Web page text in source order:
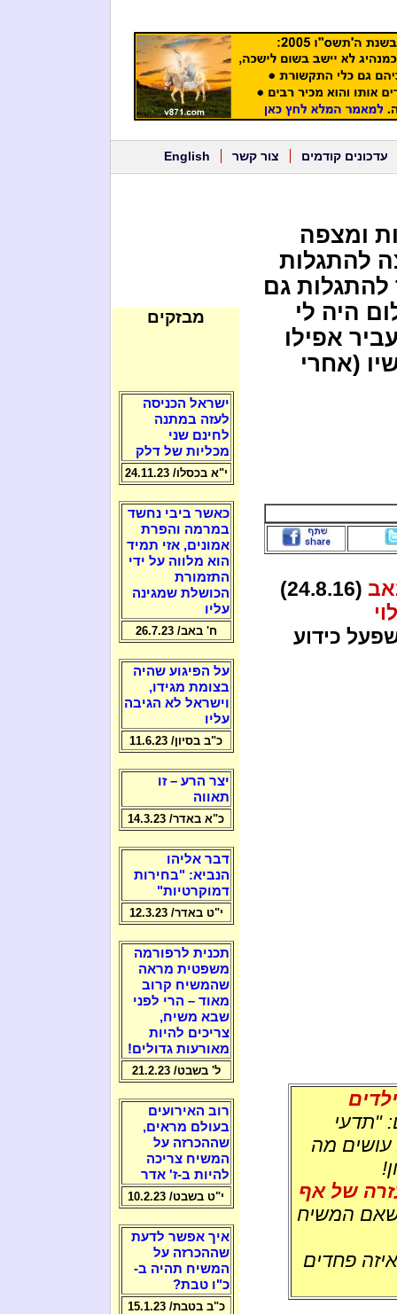
עדכונים קודמים צור קשר English
ומצפה
להתגלות
גם
היה לי
אפילו
(אחרי
(24.8.16)
כידוע
"תדעי
עושים מה
של אף
המשיח
פחדים
מבזקים
ישראל הכניסה
לעזה במתנה
לחינם שני
מכליות של דלק
י"א בכסלו/ 24.11.23
כאשר ביבי נחשד
במרמה והפרת
אמונים, אזי תמיד
הוא מלווה על ידי
התזמורת
הכושלת שמגינה
עליו
ח' באב/ 26.7.23
על הפיגוע שהיה
בצומת מגידו,
וישראל לא הגיבה
עליו
כ"ב בסיון/ 11.6.23
יצר הרע – זו
תאווה
כ"א באדר/ 14.3.23
דבר אליהו
הנביא: "בחירות
דמוקרטיות"
י"ט באדר/ 12.3.23
תכנית לרפורמה
משפטית מראה
שהמשיח קרוב
מאוד – הרי לפני
שבא משיח,
צריכים להיות
מאורעות גדולים!
ל' בשבט/ 21.2.23
רוב האירועים
בעולם מראים,
שההכרזה על
המשיח צריכה
להיות ב-ז' אדר
י"ט בשבט/ 10.2.23
איך אפשר לדעת
שההכרזה על
המשיח תהיה ב-
כ"ו טבת?
כ"ב בטבת/ 15.1.23